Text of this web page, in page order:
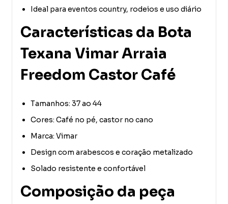
Ideal para eventos country, rodeios e uso diário
Características da Bota
Texana Vimar Arraia
Freedom Castor Café
Tamanhos: 37 ao 44
Cores: Café no pé, castor no cano
Marca: Vimar
Design com arabescos e coração metalizado
Solado resistente e confortável
Composição da peça